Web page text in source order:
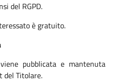
del RGPD.
è gratuito.
pubblicata e mantenuta
del Titolare.